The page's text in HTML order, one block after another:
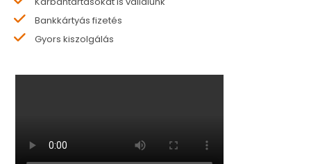
Bankkártyás fizetés
Gyors kiszolgálás